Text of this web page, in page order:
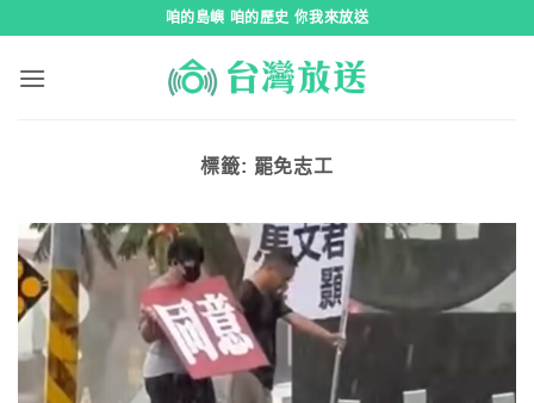
咱的島嶼 咱的歷史 你我來放送
標籤: 罷免志工